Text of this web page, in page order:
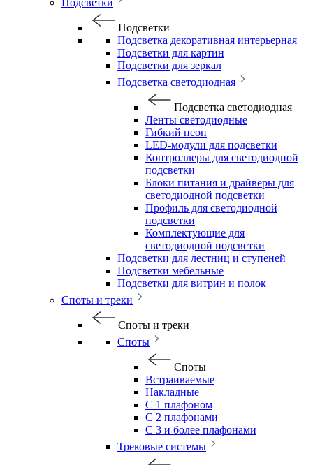
Подсветки
Подсветки
Подсветка декоративная интерьерная
Подсветки для картин
Подсветки для зеркал
Подсветка светодиодная
Подсветка светодиодная
Ленты светодиодные
Гибкий неон
LED-модули для подсветки
Контроллеры для светодиодной
подсветки
Блоки питания и драйверы для
светодиодной подсветки
Профиль для светодиодной
подсветки
Комплектующие для
светодиодной подсветки
Подсветки для лестниц и ступеней
Подсветки мебельные
Подсветки для витрин и полок
Споты и треки
Споты и треки
Споты
Споты
Встраиваемые
Накладные
С 1 плафоном
С 2 плафонами
С 3 и более плафонами
Трековые системы